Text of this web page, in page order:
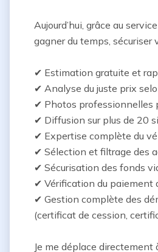
Aujourd’hui, grâce au
gagner du temps,
✔ Estimation gratuite et
✔ Analyse du juste prix
✔ Photos professionnelles
✔ Diffusion sur plus de 20
✔ Expertise complète du
✔ Sélection et filtrage des
✔ Sécurisation des fonds
✔ Vérification du paiement
✔ Gestion complète des
(certificat de cession,
Je me déplace